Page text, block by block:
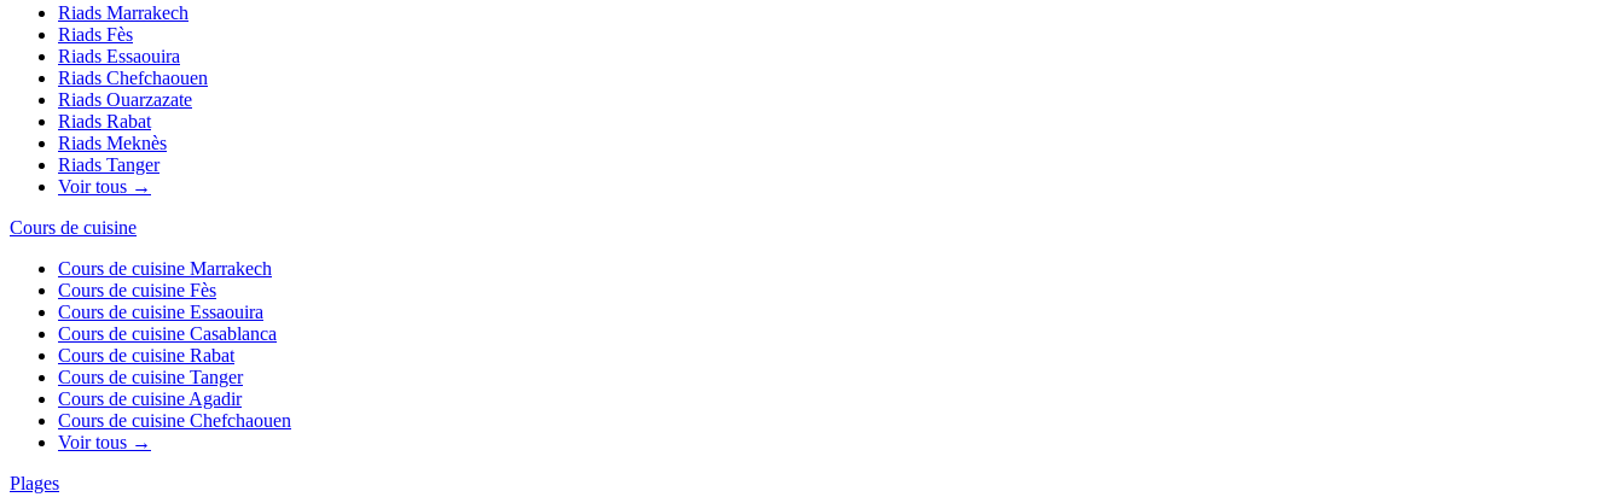
Riads Marrakech
Riads Fès
Riads Essaouira
Riads Chefchaouen
Riads Ouarzazate
Riads Rabat
Riads Meknès
Riads Tanger
Voir tous →
Cours de cuisine
Cours de cuisine Marrakech
Cours de cuisine Fès
Cours de cuisine Essaouira
Cours de cuisine Casablanca
Cours de cuisine Rabat
Cours de cuisine Tanger
Cours de cuisine Agadir
Cours de cuisine Chefchaouen
Voir tous →
Plages